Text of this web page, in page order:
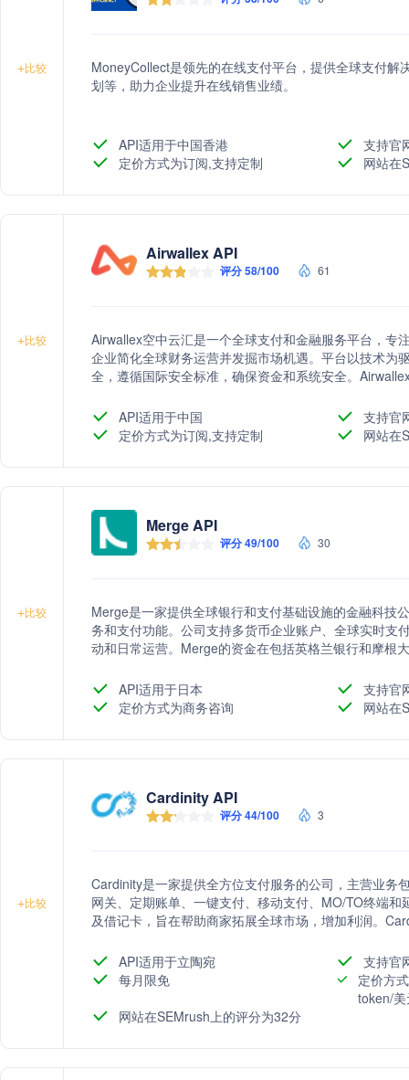
+比较
MoneyCollect是领先的在线支付平台，提供全球支付
划等，助力企业提升在线销售业绩。
API适用于中国香港
支持官
定价方式为订阅,支持定制
网站在
+比较
Airwallex API
评分 58/100 61
Airwallex空中云汇是一个全球支付和金融服务平台，专
企业简化全球财务运营并发掘市场机遇。平台以技术为
全，遵循国际安全标准，确保资金和系统安全。
API适用于中国
支持官
定价方式为订阅,支持定制
网站在
+比较
Merge API
评分 49/100 30
Merge是一家提供全球银行和支付基础设施的金融科技
务和支付功能。公司支持多货币企业账户、全球实时支
动和日常运营。Merge的资金在包括英格兰银行和摩根
和部署新的产品体验。
API适用于日本
支持官
定价方式为商务咨询
网站在
+比较
Cardinity API
评分 44/100 3
Cardinity是一家提供全方位支付服务的公司，主营业务
网关、定期账单、一键支付、移动支付、MO/TO终端
及借记卡，旨在帮助商家拓展全球市场，增加利润。
API适用于立陶宛
支持官
每月限免
定价方
token/
网站在SEMrush上的评分为32分